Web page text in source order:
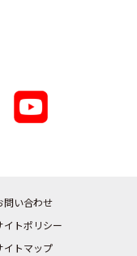
問い合わせ
イトポリシー
イトマップ